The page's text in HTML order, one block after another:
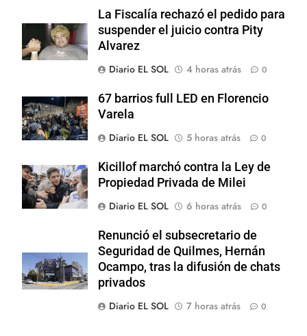
La Fiscalía rechazó el pedido para
suspender el juicio contra Pity
Alvarez
Diario EL SOL
4 horas atrás 0
67 barrios full LED en Florencio
Varela
Diario EL SOL
5 horas atrás 0
Kicillof marchó contra la Ley de
Propiedad Privada de Milei
Diario EL SOL
6 horas atrás 0
Renunció el subsecretario de
Seguridad de Quilmes, Hernán
Ocampo, tras la difusión de chats
privados
Diario EL SOL
7 horas atrás 0